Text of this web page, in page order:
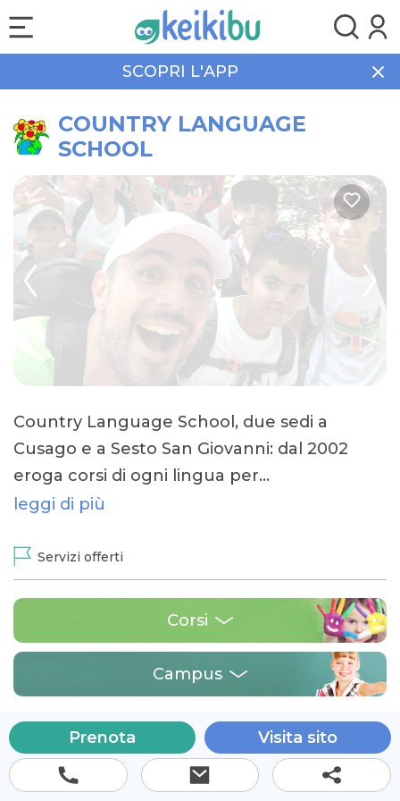
SCOPRI L'APP
COUNTRY LANGUAGE SCHOOL
COUNTRY LANGUAGE
SCHOOL
Country Language School, due sedi a
Cusago e a Sesto San Giovanni: dal 2002
eroga corsi di ogni lingua per…
leggi di più
Servizi offerti
Corsi
Campus
Piazza Soncino 31 Cusago 20047 (MI), Italia
Prenota Visita sito